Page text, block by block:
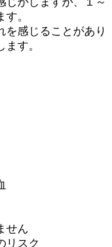
。
を感じることがあり
す。
せん
リスク